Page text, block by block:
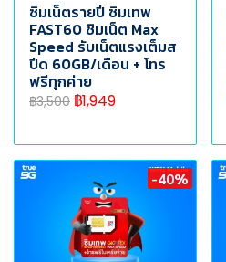
ซิมเน็ตรายปี ซิมเทพ
FAST60 ซิมเน็ต Max
Speed รับเน็ตแรงเต็มส
ปีด 60GB/เดือน + โทร
ฟรีทุกค่าย
฿3,500 ฿1,949
-40%